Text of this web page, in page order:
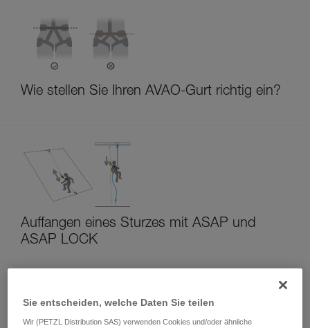
Wie stellen Sie Ihren AVAO-Gurt richtig ein?
Auffangen eines Sturzes mit ASAP und
ASAP LOCK
Sie entscheiden, welche Daten Sie teilen
Wir (PETZL Distribution SAS) verwenden Cookies und/oder ähnliche